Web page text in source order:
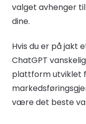
valget avhenger
dine.
Hvis du er på jakt
ChatGPT
plattform utviklet
være det beste